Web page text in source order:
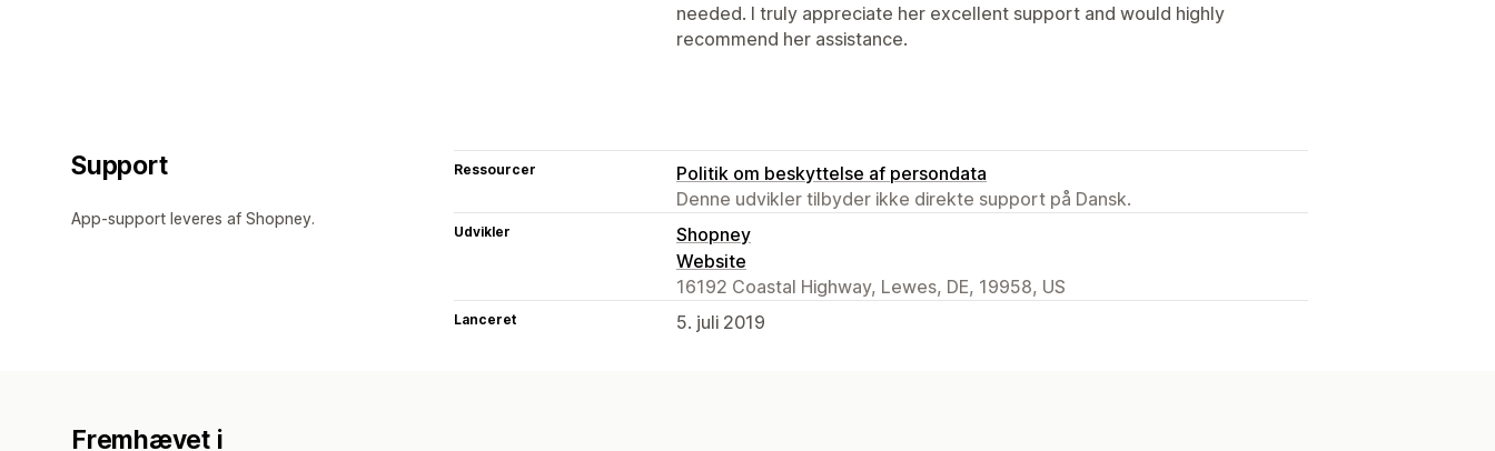
needed. I truly appreciate her excellent support and would highly
recommend her assistance.
Support
App-support leveres af Shopney.
Ressourcer
Politik om beskyttelse af persondata
Denne udvikler tilbyder ikke direkte support på Dansk.
Udvikler
Shopney
Website
16192 Coastal Highway, Lewes, DE, 19958, US
Lanceret 5. juli 2019
Fremhævet i